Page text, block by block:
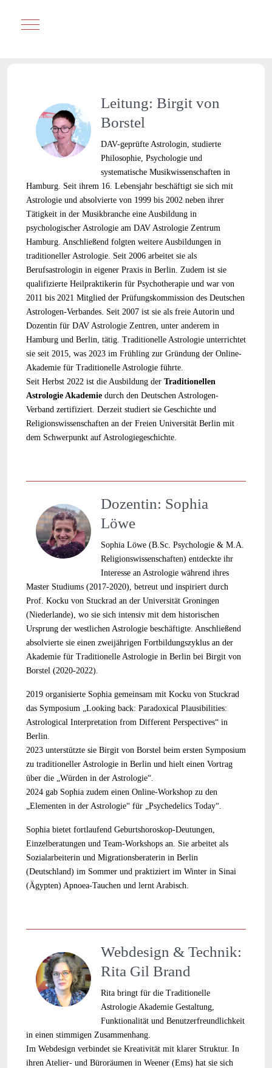
Mobile Menu Toggle
Leitung: Birgit von
Borstel
DAV-geprüfte Astrologin, studierte
Philosophie, Psychologie und
systematische Musikwissenschaften in
Hamburg. Seit ihrem 16. Lebensjahr beschäftigt sie sich mit
Astrologie und absolvierte von 1999 bis 2002 neben ihrer
Tätigkeit in der Musikbranche eine Ausbildung in
psychologischer Astrologie am DAV Astrologie Zentrum
Hamburg. Anschließend folgten weitere Ausbildungen in
traditioneller Astrologie. Seit 2006 arbeitet sie als
Berufsastrologin in eigener Praxis in Berlin. Zudem ist sie
qualifizierte Heilpraktikerin für Psychotherapie und war von
2011 bis 2021 Mitglied der Prüfungskommission des Deutschen
Astrologen-Verbandes. Seit 2007 ist sie als freie Autorin und
Dozentin für DAV Astrologie Zentren, unter anderem in
Hamburg und Berlin, tätig. Traditionelle Astrologie unterrichtet
sie seit 2015, was 2023 im Frühling zur Gründung der Online-
Akademie für Traditionelle Astrologie führte.
Seit Herbst 2022 ist die Ausbildung der Traditionellen
Astrologie Akademie durch den Deutschen Astrologen-
Verband zertifiziert. Derzeit studiert sie Geschichte und
Religionswissenschaften an der Freien Universität Berlin mit
dem Schwerpunkt auf Astrologiegeschichte.
Dozentin: Sophia
Löwe
Sophia Löwe (B.Sc. Psychologie & M.A.
Religionswissenschaften) entdeckte ihr
Interesse an Astrologie während ihres
Master Studiums (2017-2020), betreut und inspiriert durch
Prof. Kocku von Stuckrad an der Universität Groningen
(Niederlande), wo sie sich intensiv mit dem historischen
Ursprung der westlichen Astrologie beschäftigte. Anschließend
absolvierte sie einen zweijährigen Fortbildungszyklus an der
Akademie für Traditionelle Astrologie in Berlin bei Birgit von
Borstel (2020-2022).
2019 organisierte Sophia gemeinsam mit Kocku von Stuckrad
das Symposium „Looking back: Paradoxical Plausibilities:
Astrological Interpretation from Different Perspectives“ in
Berlin.
2023 unterstützte sie Birgit von Borstel beim ersten Symposium
zu traditioneller Astrologie in Berlin und hielt einen Vortrag
über die „Würden in der Astrologie“.
2024 gab Sophia zudem einen Online-Workshop zu den
„Elementen in der Astrologie“ für „Psychedelics Today“.
Sophia bietet fortlaufend Geburtshoroskop-Deutungen,
Einzelberatungen und Team-Workshops an. Sie arbeitet als
Sozialarbeiterin und Migrationsberaterin in Berlin
(Deutschland) im Sommer und praktiziert im Winter in Sinai
(Ägypten) Apnoea-Tauchen und lernt Arabisch.
Webdesign & Technik:
Rita Gil Brand
Rita bringt für die Traditionelle
Astrologie Akademie Gestaltung,
Funktionalität und Benutzerfreundlichkeit
in einen stimmigen Zusammenhang.
Im Webdesign verbindet sie Kreativität mit klarer Struktur. In
ihren Atelier- und Büroräumen in Weener (Ems) hat sie sich